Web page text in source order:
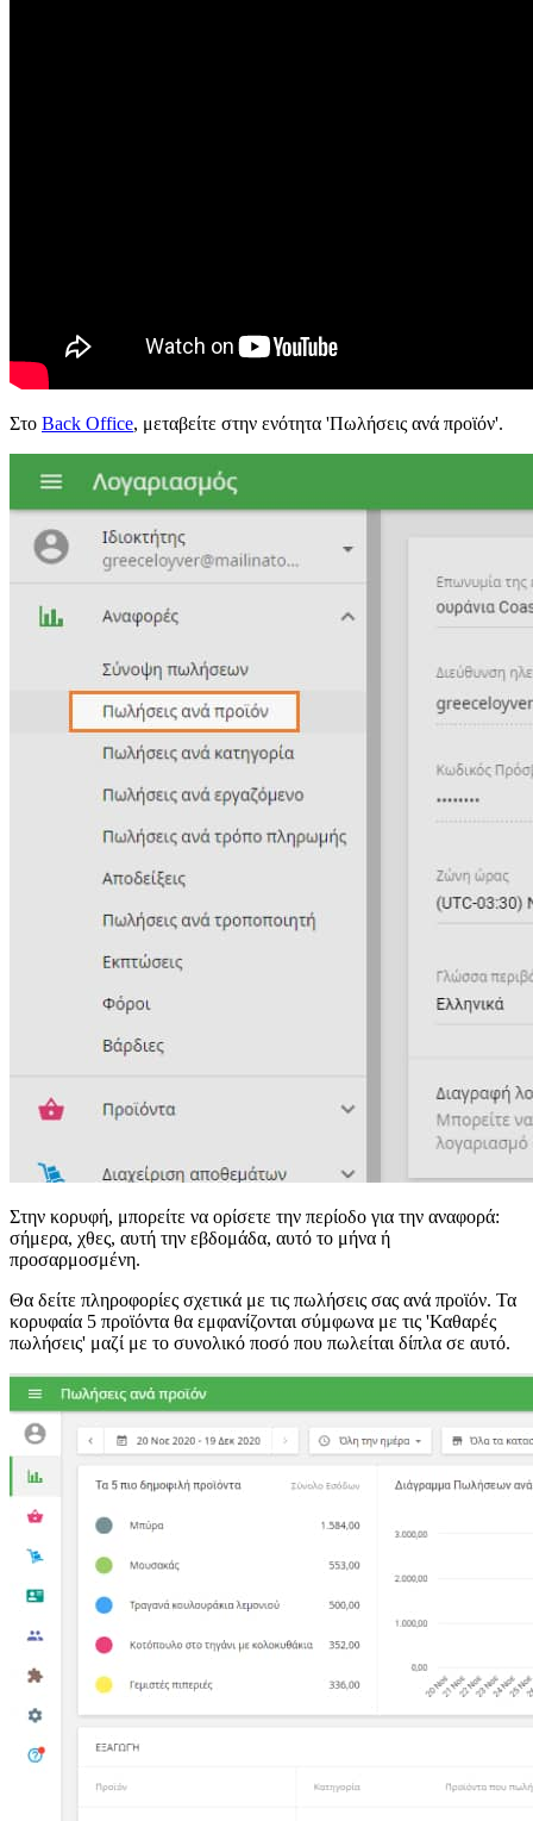
Στο Back Office, μεταβείτε στην ενότητα 'Πωλήσεις ανά προϊόν'.
Στην κορυφή, μπορείτε να ορίσετε την περίοδο για την αναφορά:
σήμερα, χθες, αυτή την εβδομάδα, αυτό το μήνα ή
προσαρμοσμένη.
Θα δείτε πληροφορίες σχετικά με τις πωλήσεις σας ανά προϊόν. Τα
κορυφαία 5 προϊόντα θα εμφανίζονται σύμφωνα με τις 'Καθαρές
πωλήσεις' μαζί με το συνολικό ποσό που πωλείται δίπλα σε αυτό.